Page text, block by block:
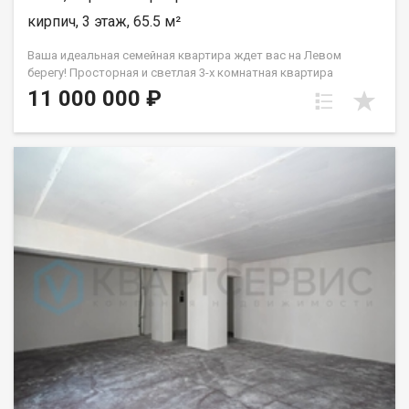
кирпич, 3 этаж, 65.5 м²
Ваша идеальная семейная квартира ждет вас на Левом
берегу! Просторная и светлая 3-х комнатная квартира
площадью 65,5 кв. м., расположенную в уютном и развитом
районе «Прибрежный». Пространство для жизни и
посиделки с друзьями или спокойные ужины в просторной
кухне-гостиной. Здесь продумано всё до мелочей:
вместительные системы хранения, современная встроенная
техника, которая станет вашим приятным бонусом при
покупке. Детская комната (18,1 кв. м.): это не просто комната,
а целый мир для вашего ребенка! Просторное помещение
легко трансформируется, позволяя создать идеальные
условия как для одного малыша, так и для двоих, с
выделенными зонами для игр, учебы и отдыха. Уютная
спальня (13 кв. м.): отдыхайте и набирайтесь сил в вашей
личной зоне комфорта. Выход на балкон из спальни – это не
только дополнительный свет и свежий воздух, но и
безопасное пространство для ваших детей. Качество и
комфорт без компромиссов: В квартире выполнен стильный
евроремонт с использованием качественных материалов.
11 000 000 ₽